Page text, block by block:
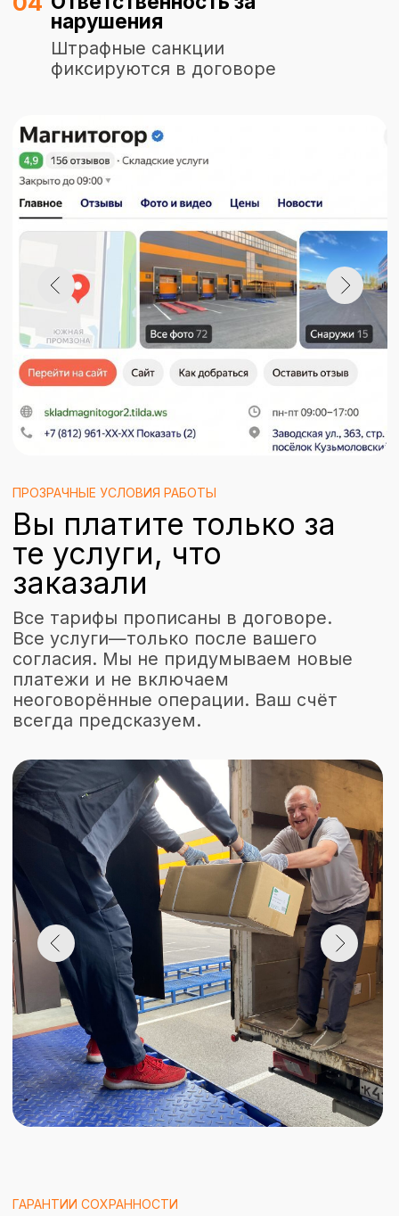
те услуги, что
заказали
Все тарифы прописаны в договоре.
Все услуги—только после вашего
согласия. Мы не придумываем новые
всегда предсказуем.
Пересорт или
недостача? Мы
заплатим первыми
Мат. ответственность по договору
Регулярные инвентаризации
Контроль остатков и движения
Компенсация подтверждённых потерь
Инвентаризация
Сверка остатков
Проверка
комлектации
Компенсация при ошибке
Если возникает ошибка—мы решаем
вопрос, а не ищем виноватых.
Полная материальная
ответственность по договору.
Регулярные инвентаризации с вашим
комплектации или потерям товар —
компенсируем без судов и задержек.
03
04